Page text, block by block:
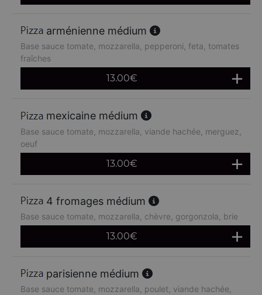
arménienne médium
Base sauce tomate, mozzarella, pepperoni, feta, tomates
fraîches
13.00€
mexicaine médium
Base sauce tomate, mozzarella, viande hachée, merguez,
oeuf
13.00€
4 fromages médium
Base sauce tomate, mozzarella, chèvre, gorgonzola, brie
13.00€
parisienne médium
Base sauce tomate, mozzarella, poulet, viande hachée,